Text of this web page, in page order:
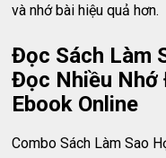
và nhớ bài hiệu quả hơn.
Đọc Sách Làm
Đọc Nhiều Nhớ
Ebook Online
Combo Sách Làm Sao